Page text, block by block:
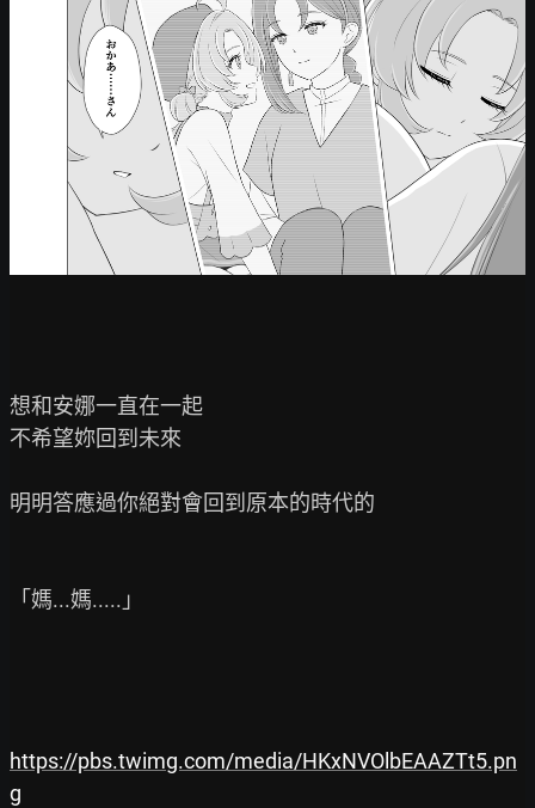
想和安娜一直在一起
不希望妳回到未來
明明答應過你絕對會回到原本的時代的
「媽...媽.....」
https://pbs.twimg.com/media/HKxNVOlbEAAZTt5.pn
g